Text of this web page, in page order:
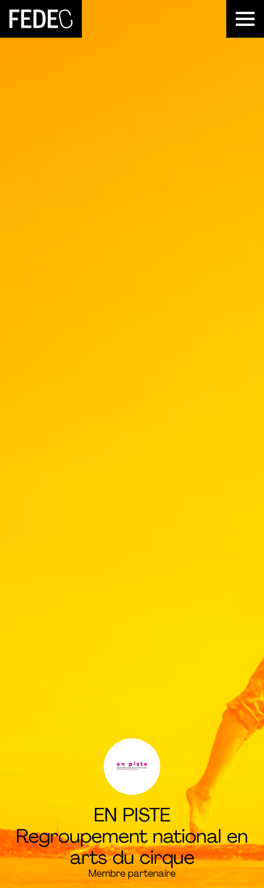
FEDEC
EN PISTE
Regroupement national en
arts du cirque
Membre partenaire